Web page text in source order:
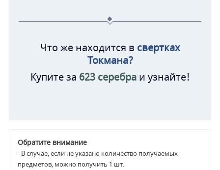
Что же находится в свертках
Токмана?
Купите за 623 серебра и узнайте!
Обратите внимание
- В случае, если не указано количество получаемых
предметов, можно получить 1 шт.